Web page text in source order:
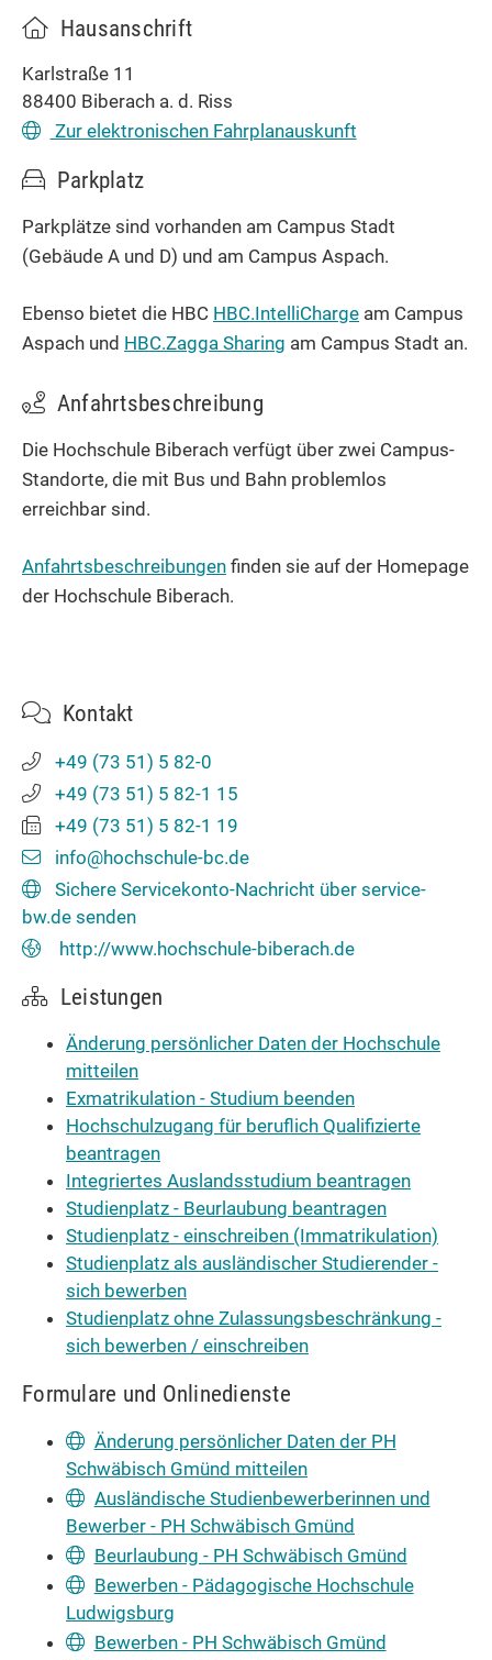
Hausanschrift
Karlstraße 11
88400 Biberach a. d. Riss
Zur elektronischen Fahrplanauskunft
Parkplatz
Parkplätze sind vorhanden am Campus Stadt
(Gebäude A und D) und am Campus Aspach.
Ebenso bietet die HBC HBC.IntelliCharge am Campus
Aspach und HBC.Zagga Sharing am Campus Stadt an.
Anfahrtsbeschreibung
Die Hochschule Biberach verfügt über zwei Campus-
Standorte, die mit Bus und Bahn problemlos
erreichbar sind.
Anfahrtsbeschreibungen finden sie auf der Homepage
der Hochschule Biberach.
Kontakt
+49 (73 51) 5 82-0
+49 (73 51) 5 82-1 15
+49 (73 51) 5 82-1 19
info@hochschule-bc.de
Sichere Servicekonto-Nachricht über service-
bw.de senden
http://www.hochschule-biberach.de
Leistungen
Änderung persönlicher Daten der Hochschule
mitteilen
Exmatrikulation - Studium beenden
Hochschulzugang für beruflich Qualifizierte
beantragen
Integriertes Auslandsstudium beantragen
Studienplatz - Beurlaubung beantragen
Studienplatz - einschreiben (Immatrikulation)
Studienplatz als ausländischer Studierender -
sich bewerben
Studienplatz ohne Zulassungsbeschränkung -
sich bewerben / einschreiben
Formulare und Onlinedienste
Änderung persönlicher Daten der PH
Schwäbisch Gmünd mitteilen
Ausländische Studienbewerberinnen und
Bewerber - PH Schwäbisch Gmünd
Beurlaubung - PH Schwäbisch Gmünd
Bewerben - Pädagogische Hochschule
Ludwigsburg
Bewerben - PH Schwäbisch Gmünd